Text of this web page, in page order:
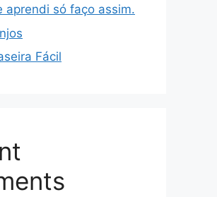
aprendi só faço assim.
Fácil